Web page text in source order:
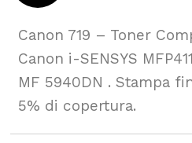
Canon 719 – Toner
Canon i-SENSYS
MF 5940DN . Stampa
5% di copertura.